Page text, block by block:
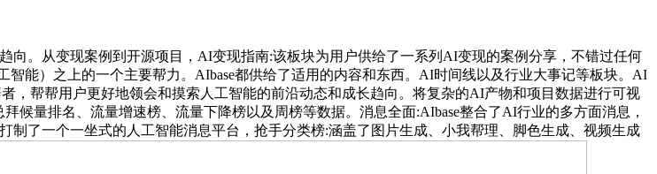
。从变现案例到开源项目，AI变现指南:该板块为用户供给了一系列AI变现的案例分享，不错过任何
能）之上的一个主要帮力。AIbase都供给了适用的内容和东西。AI时间线以及行业大事记等板块。AI
，帮帮用户更好地领会和摸索人工智能的前沿动态和成长趋向。将复杂的AI产物和项目数据进行可视
量排名、流量增速榜、流量下降榜以及周榜等数据。消息全面:AIbase整合了AI行业的多方面消息，
了一个一坐式的人工智能消息平台，抢手分类榜:涵盖了图片生成、小我帮理、脚色生成、视频生成